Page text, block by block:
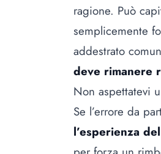
ragione. Può
semplicemente
addestrato
deve rimanere
Non aspettatevi
Se l’errore da
l’esperienza